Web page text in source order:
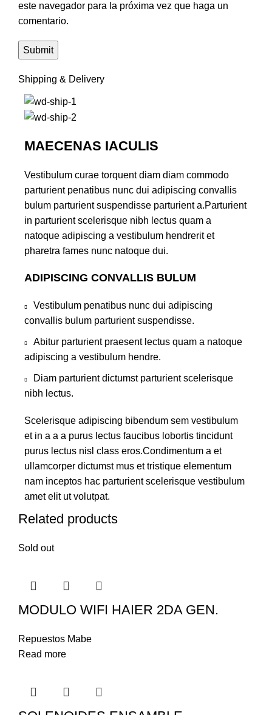
este navegador para la próxima vez que haga un
comentario.
Shipping & Delivery
MAECENAS IACULIS
Vestibulum curae torquent diam diam commodo
parturient penatibus nunc dui adipiscing convallis
bulum parturient suspendisse parturient a.Parturient
in parturient scelerisque nibh lectus quam a
natoque adipiscing a vestibulum hendrerit et
pharetra fames nunc natoque dui.
ADIPISCING CONVALLIS BULUM
Vestibulum penatibus nunc dui adipiscing
convallis bulum parturient suspendisse.
Abitur parturient praesent lectus quam a natoque
adipiscing a vestibulum hendre.
Diam parturient dictumst parturient scelerisque
nibh lectus.
Scelerisque adipiscing bibendum sem vestibulum
et in a a a purus lectus faucibus lobortis tincidunt
purus lectus nisl class eros.Condimentum a et
ullamcorper dictumst mus et tristique elementum
nam inceptos hac parturient scelerisque vestibulum
amet elit ut volutpat.
Related products
Sold out
MODULO WIFI HAIER 2DA GEN.
Repuestos Mabe
Read more